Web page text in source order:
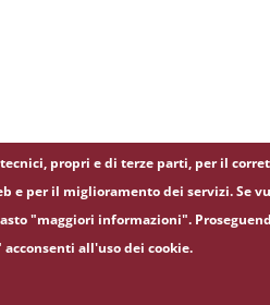
propri e di terze parti, per il
e per il miglioramento dei servizi. Se
"maggiori informazioni".
all'uso dei cookie.